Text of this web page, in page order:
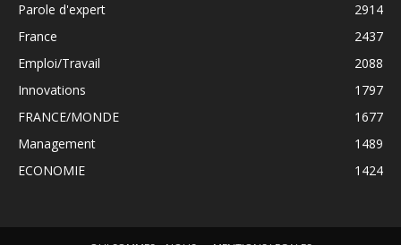
Parole d'expert
2914
France
2437
Emploi/Travail
2088
Innovations
1797
FRANCE/MONDE
1677
Management
1489
ECONOMIE
1424